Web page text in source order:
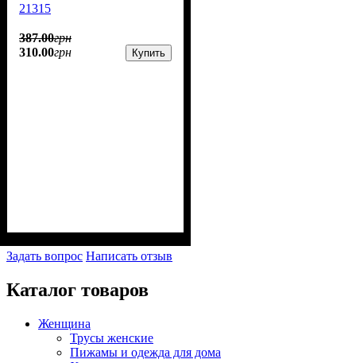
21315
387.00грн
310.00грн Купить
Задать вопрос Написать отзыв
Каталог товаров
Женщина
Трусы женские
Пижамы и одежда для дома